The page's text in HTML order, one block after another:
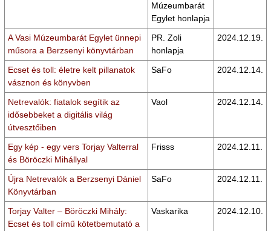
Múzeumbarát
Egylet honlapja
A Vasi Múzeumbarát Egylet ünnepi
műsora a Berzsenyi könyvtárban
PR. Zoli
honlapja
2024.12.19.
Ecset és toll: életre kelt pillanatok
vásznon és könyvben
SaFo 2024.12.14.
Netrevalók: fiatalok segítik az
idősebbeket a digitális világ
útvesztőiben
Vaol 2024.12.14.
Egy kép - egy vers Torjay Valterral
és Böröczki Mihállyal
Frisss 2024.12.11.
Újra Netrevalók a Berzsenyi Dániel
Könyvtárban
SaFo 2024.12.11.
Torjay Valter – Böröczki Mihály:
Ecset és toll című kötetbemutató a
Vaskarika 2024.12.10.